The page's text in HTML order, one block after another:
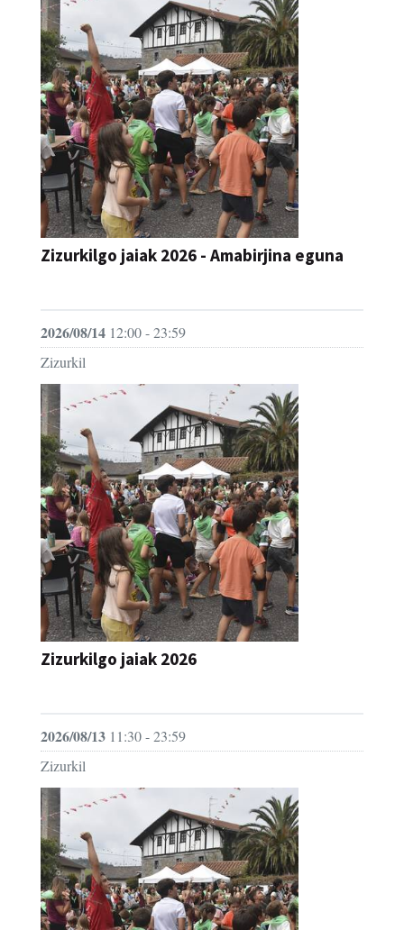
Zizurkilgo jaiak 2026 - Amabirjina eguna
2026/08/14 12:00 - 23:59
Zizurkil
Zizurkilgo jaiak 2026
2026/08/13 11:30 - 23:59
Zizurkil